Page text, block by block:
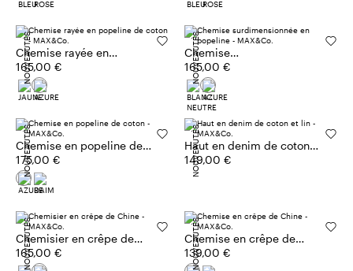
Chemise rayée en
popeline de coton
165,00 €
NOUVEAUTÉS
Chemise
surdimensionnée en
popeline
165,00 €
NOUVEAUTÉS
Chemise en popeline de
coton
175,00 €
NOUVEAUTÉS
Haut en denim de coton
et lin
149,00 €
NOUVEAUTÉS
Chemisier en crêpe de
Chine
165,00 €
NOUVEAUTÉS
Chemise en crêpe de
Chine
139,00 €
NOUVEAUTÉS